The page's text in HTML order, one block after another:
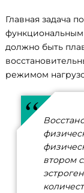
Главная задача
должно быть
режимом
втором